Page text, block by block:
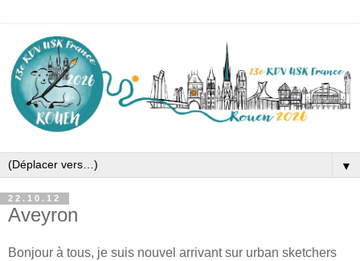
▼
22.10.12
Aveyron
Bonjour à tous, je suis nouvel arrivant sur urban sketchers